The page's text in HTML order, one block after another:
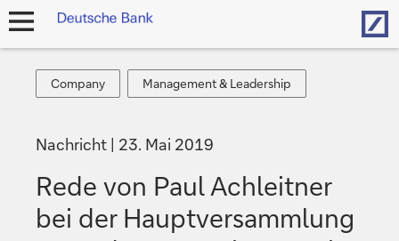
Navigation
Company
Company
Management
&
Management & Leadership
Nachricht 23. Mai 2019
Rede von Paul Achleitner
bei der Hauptversammlung